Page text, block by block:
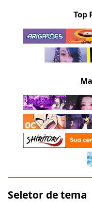
Top
Seletor de tema